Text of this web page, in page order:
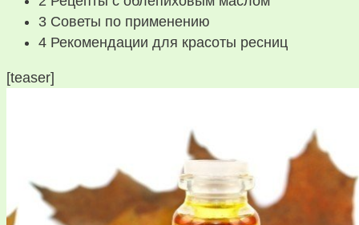
3 Советы по применению
4 Рекомендации для красоты ресниц
[teaser]